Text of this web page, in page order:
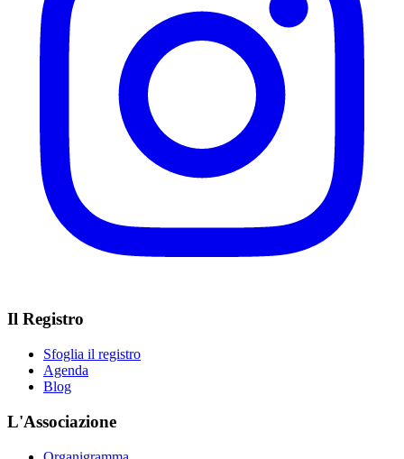
Il Registro
Sfoglia il registro
Agenda
Blog
L'Associazione